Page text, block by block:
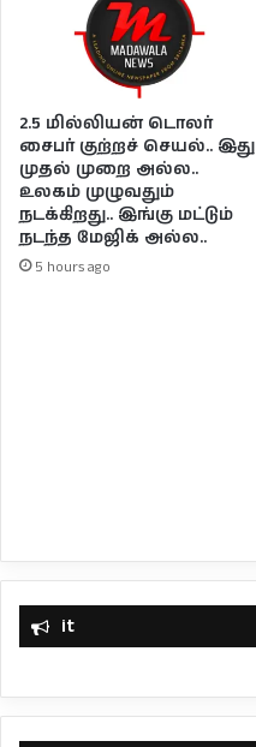
2.5 மில்லியன் டொலர்
சைபர் குற்றச் செயல்.. இது
முதல் முறை அல்ல..
உலகம் முழுவதும்
நடக்கிறது.. இங்கு மட்டும்
நடந்த மேஜிக் அல்ல..
5 hours ago
it